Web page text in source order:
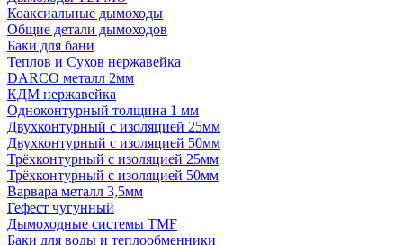
Коаксиальные дымоходы
Общие детали дымоходов
Баки для бани
Теплов и Сухов нержавейка
DARCO металл 2мм
КДМ нержавейка
Одноконтурный толщина 1 мм
Двухконтурный с изоляцией 25мм
Двухконтурный с изоляцией 50мм
Трёхконтурный с изоляцией 25мм
Трёхконтурный с изоляцией 50мм
Варвара металл 3,5мм
Гефест чугунный
Дымоходные системы TMF
Баки для воды и теплообменники